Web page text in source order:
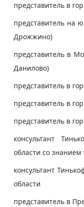
представитель в
представитель на
Дрожжино)
представитель в
Данилово)
представитель в
представитель в
представитель в
консультант
области со знанием
консультант
области
представитель в